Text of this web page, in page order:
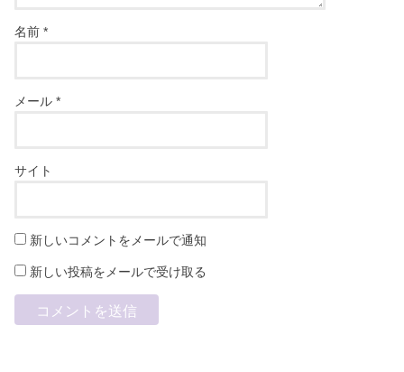
名前*
メール*
サイト
新しいコメントをメールで通知
新しい投稿をメールで受け取る